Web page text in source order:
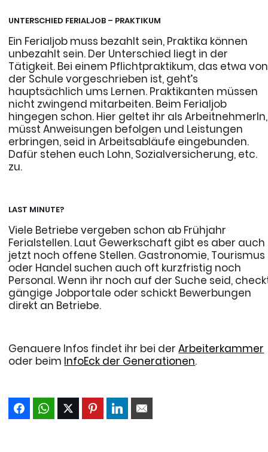
UNTERSCHIED FERIALJOB – PRAKTIKUM
Ein Ferialjob muss bezahlt sein, Praktika können
unbezahlt sein. Der Unterschied liegt in der
Tätigkeit. Bei einem Pflichtpraktikum, das etwa von
der Schule vorgeschrieben ist, geht’s
hauptsächlich ums Lernen. Praktikanten müssen
nicht zwingend mitarbeiten. Beim Ferialjob
hingegen schon. Hier geltet ihr als ArbeitnehmerIn,
müsst Anweisungen befolgen und Leistungen
erbringen, seid in Arbeitsabläufe eingebunden.
Dafür stehen euch Lohn, Sozialversicherung, etc.
zu.
LAST MINUTE?
Viele Betriebe vergeben schon ab Frühjahr
Ferialstellen. Laut Gewerkschaft gibt es aber auch
jetzt noch offene Stellen. Gastronomie, Tourismus
oder Handel suchen auch oft kurzfristig noch
Personal. Wenn ihr noch auf der Suche seid,
gängige Jobportale oder schickt Bewerbungen
direkt an Betriebe.
Genauere Infos findet ihr bei derArbeiterkammer
oder beim InfoEck der Generationen.